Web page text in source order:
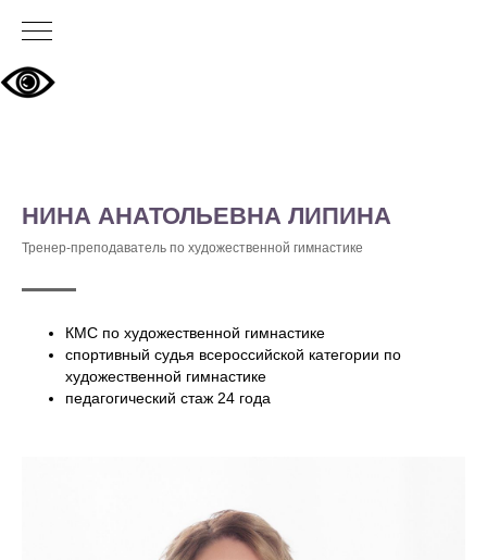
НИНА АНАТОЛЬЕВНА ЛИПИНА
Тренер-преподаватель по художественной гимнастике
КМС по художественной гимнастике
спортивный судья всероссийской категории по
художественной гимнастике
педагогический стаж 24 года